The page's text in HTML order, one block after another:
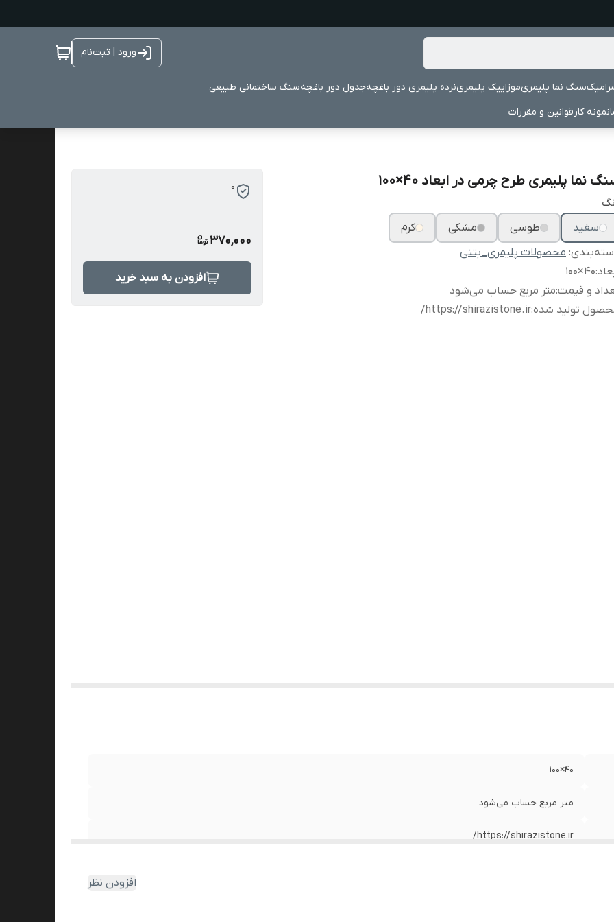
ورود | ثبت‌نام
سنگ نما پلیمریموزاییک پلیمرینرده پلیمری دور باغچهجدول دور باغچهسنگ ساختمانی طبیعی
نمونه کارقوانین و مقررات
نما پلیمری طرح چرمی در ابعاد ۴۰×۱۰۰
سفید
طوسی مشکی
کرم
: محصولات پلیمری_بتنی
:۴۰×۱۰۰
و قیمت:متر مربع حساب می‌شود
تولید شده:
https://shirazistone.ir/
0
370,000
افزودن به سبد خرید
۴۰×۱۰۰
متر مربع حساب می‌شود
https://shirazistone.ir/
افزودن نظر